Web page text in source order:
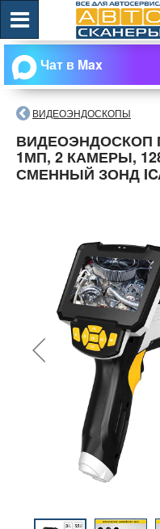
Чат в Max
ВИДЕОЭНДОСКОПЫ
1МП, 2 КАМЕРЫ,
СМЕННЫЙ ЗОНД